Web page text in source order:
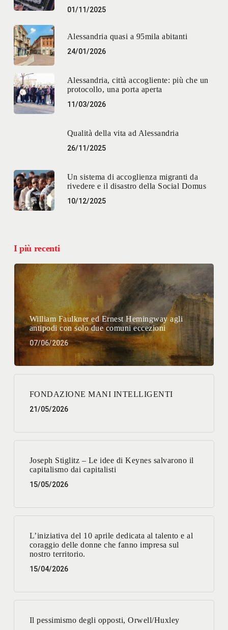
01/11/2025
Alessandria quasi a 95mila abitanti
24/01/2026
Alessandria, città accogliente: più che un
protocollo, una porta aperta
11/03/2026
Qualità della vita ad Alessandria
26/11/2025
Un sistema di accoglienza migranti da
rivedere e il disastro della Social Domus
10/12/2025
I più recenti
William Faulkner ed Ernest Hemingway agli
antipodi con solo due comuni eccezioni
07/06/2026
FONDAZIONE MANI INTELLIGENTI
21/05/2026
Joseph Stiglitz – Le idee di Keynes salvarono il
capitalismo dai capitalisti
15/05/2026
L’iniziativa del 10 aprile dedicata al talento e al
coraggio delle donne che fanno impresa sul
nostro territorio.
15/04/2026
Il pessimismo degli opposti, Orwell/Huxley